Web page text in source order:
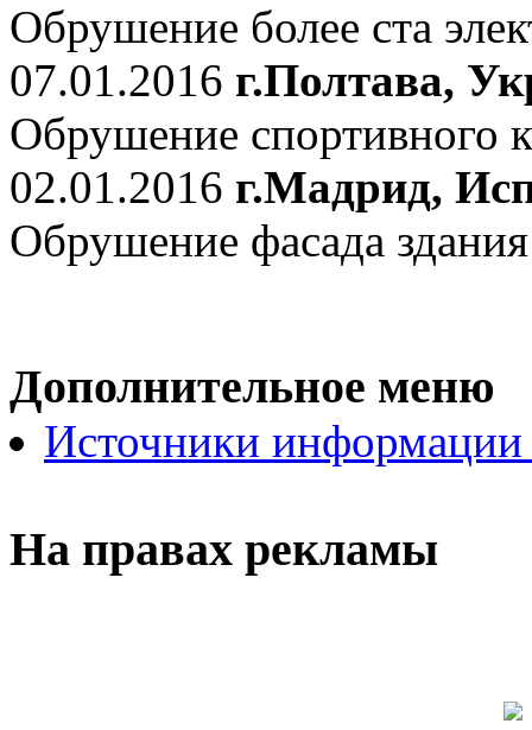
Обрушение более ста
07.01.2016 г.Полтава,
Обрушение спортивного
02.01.2016 г.Мадрид,
Обрушение фасада
Дополнительное меню
Источники
На правах рекламы